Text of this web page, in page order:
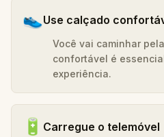
👟Use calçado
Você vai caminhar
confortável é
experiência.
🔋 Carregue o telemóvel